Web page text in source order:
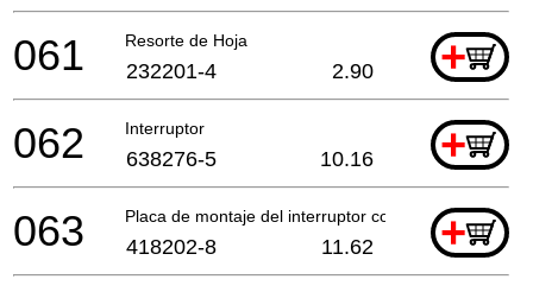
Resorte de Hoja +
061 232201-4 2.90
Interruptor +
062 638276-5 10.16
Placa de montaje del interruptor compl. +
063 418202-8 11.62